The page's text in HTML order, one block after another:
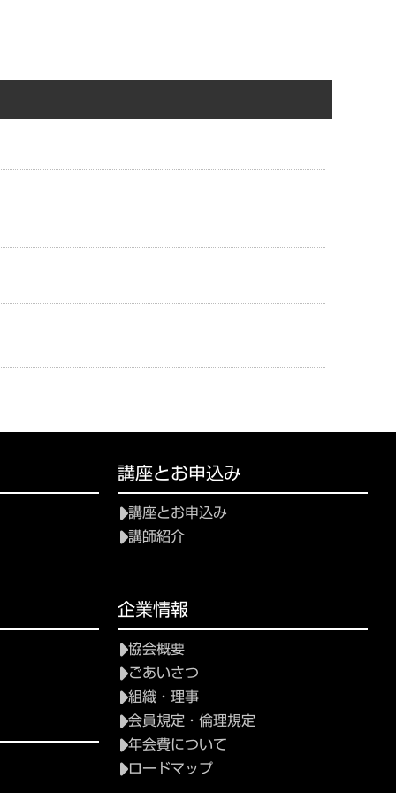
講座とお申込み
講座とお申込み
講師紹介
企業情報
協会概要
ごあいさつ
組織・理事
会員規定・倫理規定
年会費について
ロードマップ